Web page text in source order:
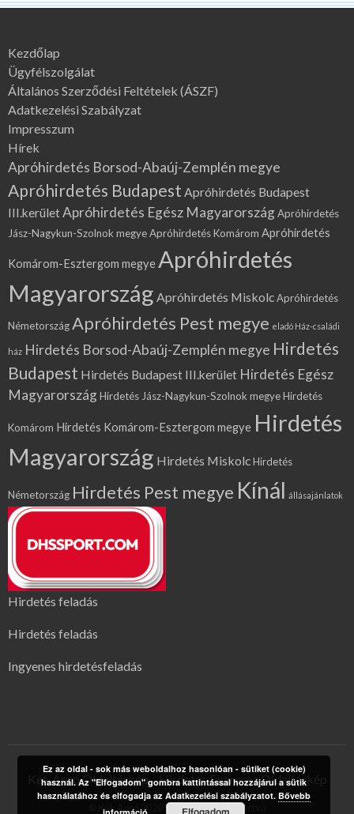
Kezdőlap
Ügyfélszolgálat
Általános Szerződési Feltételek (ÁSZF)
Adatkezelési Szabályzat
Impresszum
Hírek
Apróhirdetés Borsod-Abaúj-Zemplén megye
Apróhirdetés Budapest Apróhirdetés Budapest
III.kerületApróhirdetés Egész MagyarországApróhirdetés
Jász-Nagykun-Szolnok megyeApróhirdetés Komárom Apróhirdetés
Komárom-Esztergom megye Apróhirdetés
Magyarország Apróhirdetés MiskolcApróhirdetés
NémetországApróhirdetés Pest megye eladó Ház-családi
ház Hirdetés Borsod-Abaúj-Zemplén megye Hirdetés
Budapest Hirdetés Budapest III.kerület Hirdetés Egész
MagyarországHirdetés Jász-Nagykun-Szolnok megyeHirdetés
Komárom Hirdetés Komárom-Esztergom megye Hirdetés
Magyarország Hirdetés MiskolcHirdetés
Németország Hirdetés Pest megye Kínál állásajánlatok
Hirdetés feladás
Hirdetés feladás
Ingyenes hirdetésfeladás
Kék Apró Oldaltérkép Hirdetés Expressz Oldaltérkép
© Kék Apró 2020 | Minden jog fenntartva
Ez az oldal - sok más weboldalhoz hasonlóan - sütiket (cookie)
használ. Az "Elfogadom" gombra kattintással hozzájárul a sütik
használatához és elfogadja az Adatkezelési szabályzatot.Bővebb